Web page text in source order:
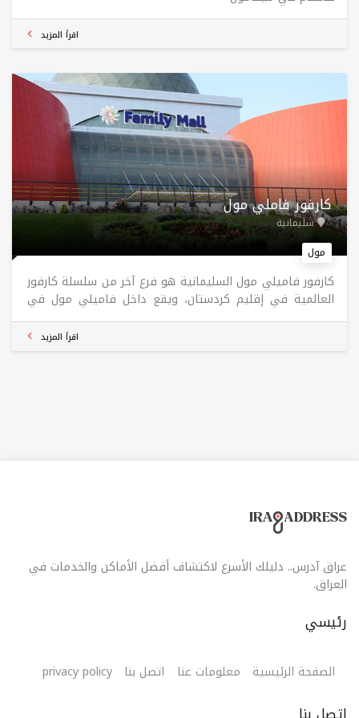
اقرأ المزيد
كارفور فاملي مول
سليمانية
مول
كارفور فاميلي مول السليمانية هو فرع آخر من سلسلة كارفور
العالمية في إقليم كردستان، ويقع داخل فاميلي مول في
السليمانية، أحد أكبر مراكز التسوق في المدينة. يتميز هذا
الفرع بتقديم تجربة تسوق شاملة تلبي احتياجات جميع أفراد
اقرأ المزيد
عراق آدرس.. دليلك الأسرع لاكتشاف أفضل الأماكن والخدمات في
العراق.
رئيسي
الصفحة الرئيسية معلومات عنا اتصل بنا privacy policy